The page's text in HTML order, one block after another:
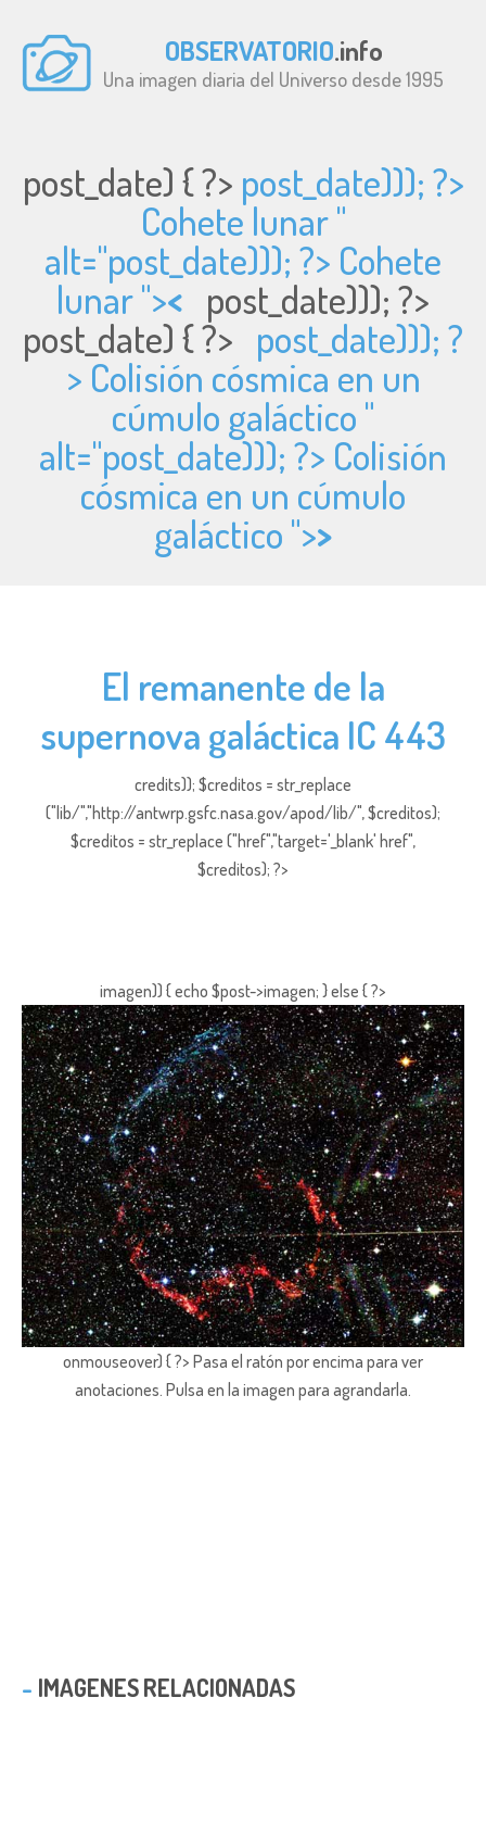
OBSERVATORIO.info
Una imagen diaria del Universo desde 1995
post_date) { ?> post_date))); ?>
Cohete lunar "
alt="post_date))); ?> Cohete
lunar ">< post_date))); ?>
post_date) { ?> post_date))); ?
> Colisión cósmica en un
cúmulo galáctico "
alt="post_date))); ?> Colisión
cósmica en un cúmulo
galáctico ">>
El remanente de la
supernova galáctica IC 443
credits)); $creditos = str_replace
("lib/","http://antwrp.gsfc.nasa.gov/apod/lib/", $creditos);
$creditos = str_replace ("href","target='_blank' href",
$creditos); ?>
imagen)) { echo $post->imagen; } else { ?>
onmouseover) { ?> Pasa el ratón por encima para ver
anotaciones. Pulsa en la imagen para agrandarla.
IMAGENES RELACIONADAS